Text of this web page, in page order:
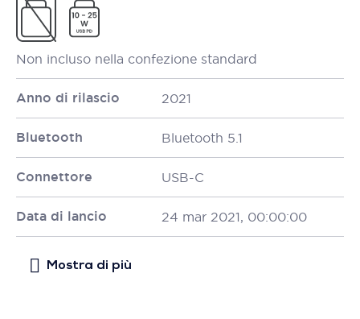
Non incluso nella confezione standard
Anno di rilascio 2021
Bluetooth Bluetooth 5.1
Connettore USB-C
Data di lancio 24 mar 2021, 00:00:00